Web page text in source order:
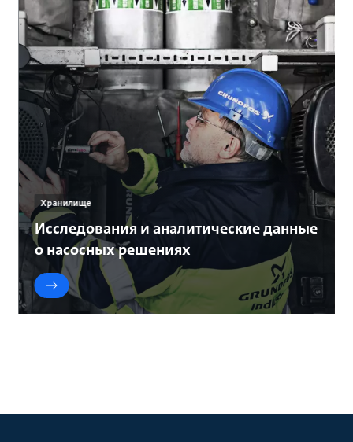
Хранилище
Исследования и аналитические данные
о насосных решениях